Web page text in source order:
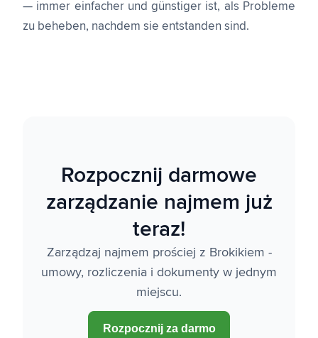
— immer einfacher und günstiger ist, als Probleme
zu beheben, nachdem sie entstanden sind.
Rozpocznij darmowe
zarządzanie najmem już
teraz!
Zarządzaj najmem prościej z Brokikiem -
umowy, rozliczenia i dokumenty w jednym
miejscu.
Rozpocznij za darmo